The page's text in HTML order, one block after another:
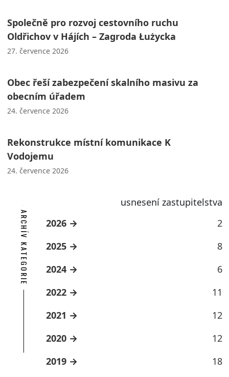
Společně pro rozvoj cestovního ruchu
Oldřichov v Hájích – Zagroda Łużycka
27. července 2026
Obec řeší zabezpečení skalního masivu za
obecním úřadem
24. července 2026
Rekonstrukce místní komunikace K
Vodojemu
24. července 2026
usnesení zastupitelstva
ARCHÍV KATEGORIE 2026
2
2025
8
2024
6
2022
11
2021
12
2020
12
2019
18